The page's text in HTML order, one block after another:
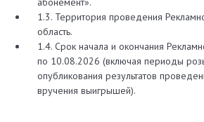
1.3. Территория проведения
область.
1.4. Срок начала и окончания
по 10.08.2026 (включая периоды
опубликования результатов
вручения выигрышей).